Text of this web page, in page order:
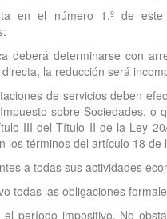
en el número 1.º de
deberá determinarse con
la reducción será
de servicios deben
sobre Sociedades,
III del Título II de la Ley
términos del artículo 18
a todas sus actividades
todas las obligaciones
período impositivo. No